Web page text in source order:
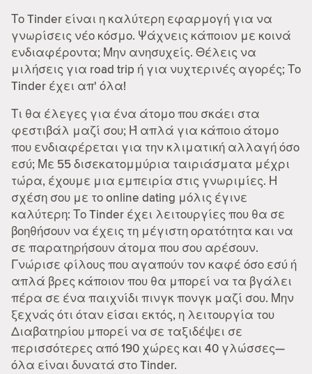
Το Tinder είναι η καλύτερη εφαρμογή για να
γνωρίσεις νέο κόσμο. Ψάχνεις κάποιον με κοινά
ενδιαφέροντα; Μην ανησυχείς. Θέλεις να
μιλήσεις για road trip ή για νυχτερινές αγορές; Το
Tinder έχει απ' όλα!
Τι θα έλεγες για ένα άτομο που σκάει στα
φεστιβάλ μαζί σου; Ή απλά για κάποιο άτομο
που ενδιαφέρεται για την κλιματική αλλαγή όσο
εσύ; Με 55 δισεκατομμύρια ταιριάσματα μέχρι
τώρα, έχουμε μια εμπειρία στις γνωριμίες. Η
σχέση σου με το online dating μόλις έγινε
καλύτερη: Το Tinder έχει λειτουργίες που θα σε
βοηθήσουν να έχεις τη μέγιστη ορατότητα και να
σε παρατηρήσουν άτομα που σου αρέσουν.
Γνώρισε φίλους που αγαπούν τον καφέ όσο εσύ ή
απλά βρες κάποιον που θα μπορεί να τα βγάλει
πέρα σε ένα παιχνίδι πινγκ πονγκ μαζί σου. Μην
ξεχνάς ότι όταν είσαι εκτός, η λειτουργία του
Διαβατηρίου μπορεί να σε ταξιδέψει σε
περισσότερες από 190 χώρες και 40 γλώσσες—
όλα είναι δυνατά στο Tinder.